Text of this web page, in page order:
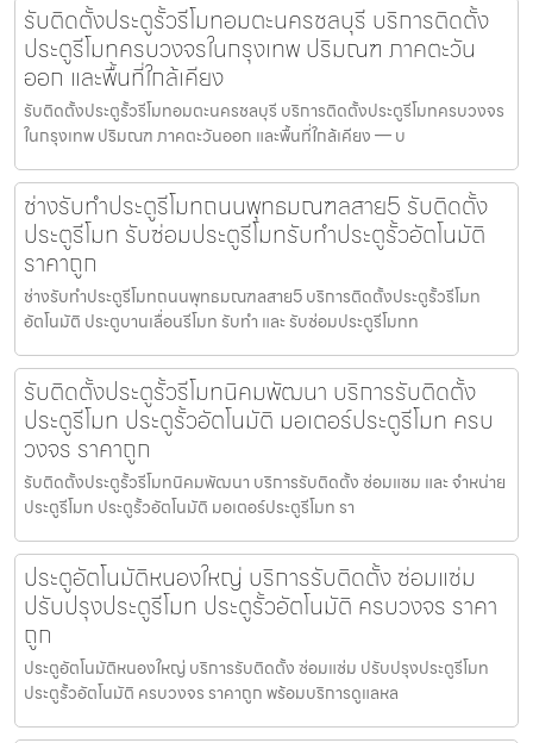
รับติดตั้งประตูรั้วรีโมทอมตะนครชลบุรี บริการติดตั้ง
ประตูรีโมทครบวงจรในกรุงเทพ ปริมณฑ ภาคตะวัน
ออก และพื้นที่ใกล้เคียง
รับติดตั้งประตูรั้วรีโมทอมตะนครชลบุรี บริการติดตั้งประตูรีโมทครบวงจร
ในกรุงเทพ ปริมณฑ ภาคตะวันออก และพื้นที่ใกล้เคียง — บ
ช่างรับทำประตูรีโมทถนนพุทธมณฑลสาย5 รับติดตั้ง
ประตูรีโมท รับซ่อมประตูรีโมทรับทำประตูรั้วอัตโนมัติ
ราคาถูก
ช่างรับทำประตูรีโมทถนนพุทธมณฑลสาย5 บริการติดตั้งประตูรั้วรีโมท
อัตโนมัติ ประตูบานเลื่อนรีโมท รับทำ และ รับซ่อมประตูรีโมทท
รับติดตั้งประตูรั้วรีโมทนิคมพัฒนา บริการรับติดตั้ง
ประตูรีโมท ประตูรั้วอัตโนมัติ มอเตอร์ประตูรีโมท ครบ
วงจร ราคาถูก
รับติดตั้งประตูรั้วรีโมทนิคมพัฒนา บริการรับติดตั้ง ซ่อมแซม และ จำหน่าย
ประตูรีโมท ประตูรั้วอัตโนมัติ มอเตอร์ประตูรีโมท รา
ประตูอัตโนมัติหนองใหญ่ บริการรับติดตั้ง ซ่อมแซ่ม
ปรับปรุงประตูรีโมท ประตูรั้วอัตโนมัติ ครบวงจร ราคา
ถูก
ประตูอัตโนมัติหนองใหญ่ บริการรับติดตั้ง ซ่อมแซ่ม ปรับปรุงประตูรีโมท
ประตูรั้วอัตโนมัติ ครบวงจร ราคาถูก พร้อมบริการดูแลหล